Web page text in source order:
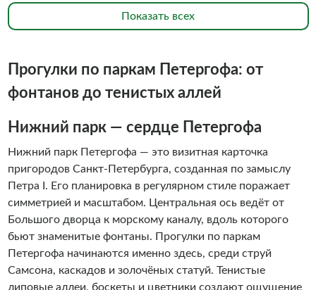
состояние наших судов. В исправности содержатся
средства безопасности. Наш персонал обладает высокой
безопасным. Мы знаем, что речные прогулки - это
незабываемое развлечение, которое сильно отличается
недоступными ранее видами на достопримечательности
незабываемое удовольствие, поэтому водные прогулки с
командой «Алые паруса» обязан себе позволить каждый
гость Санкт- Петербурга. И, конечно, каждый житель
города должен периодически баловать себя ими. Добро
пожаловать на борт!
Показать всех
Прогулки по паркам Петергофа: от
фонтанов до тенистых аллей
Нижний парк — сердце Петергофа
Нижний парк Петергофа — это визитная карточка
пригородов Санкт-Петербурга, созданная по замыслу
Петра I. Его планировка в регулярном стиле поражает
симметрией и масштабом. Центральная ось ведёт от
Большого дворца к морскому каналу, вдоль которого
бьют знаменитые фонтаны. Прогулки по паркам
Петергофа начинаются именно здесь, среди струй
Самсона, каскадов и золочёных статуй. Тенистые
липовые аллеи, боскеты и цветники создают ощущение